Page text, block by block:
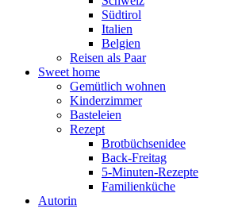
Südtirol
Italien
Belgien
Reisen als Paar
Sweet home
Gemütlich wohnen
Kinderzimmer
Basteleien
Rezept
Brotbüchsenidee
Back-Freitag
5-Minuten-Rezepte
Familienküche
Autorin